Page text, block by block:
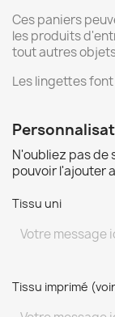
Ces paniers
les produits
tout autres
Les lingettes font
N'oubliez pas
pouvoir l'ajouter
Tissu uni
Tissu imprimé